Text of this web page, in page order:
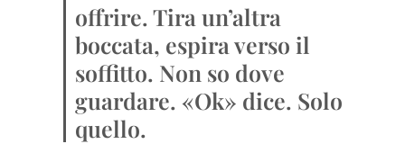
offrire. Tira un’altra
boccata, espira verso il
soffitto. Non so dove
guardare. «Ok» dice. Solo
quello.